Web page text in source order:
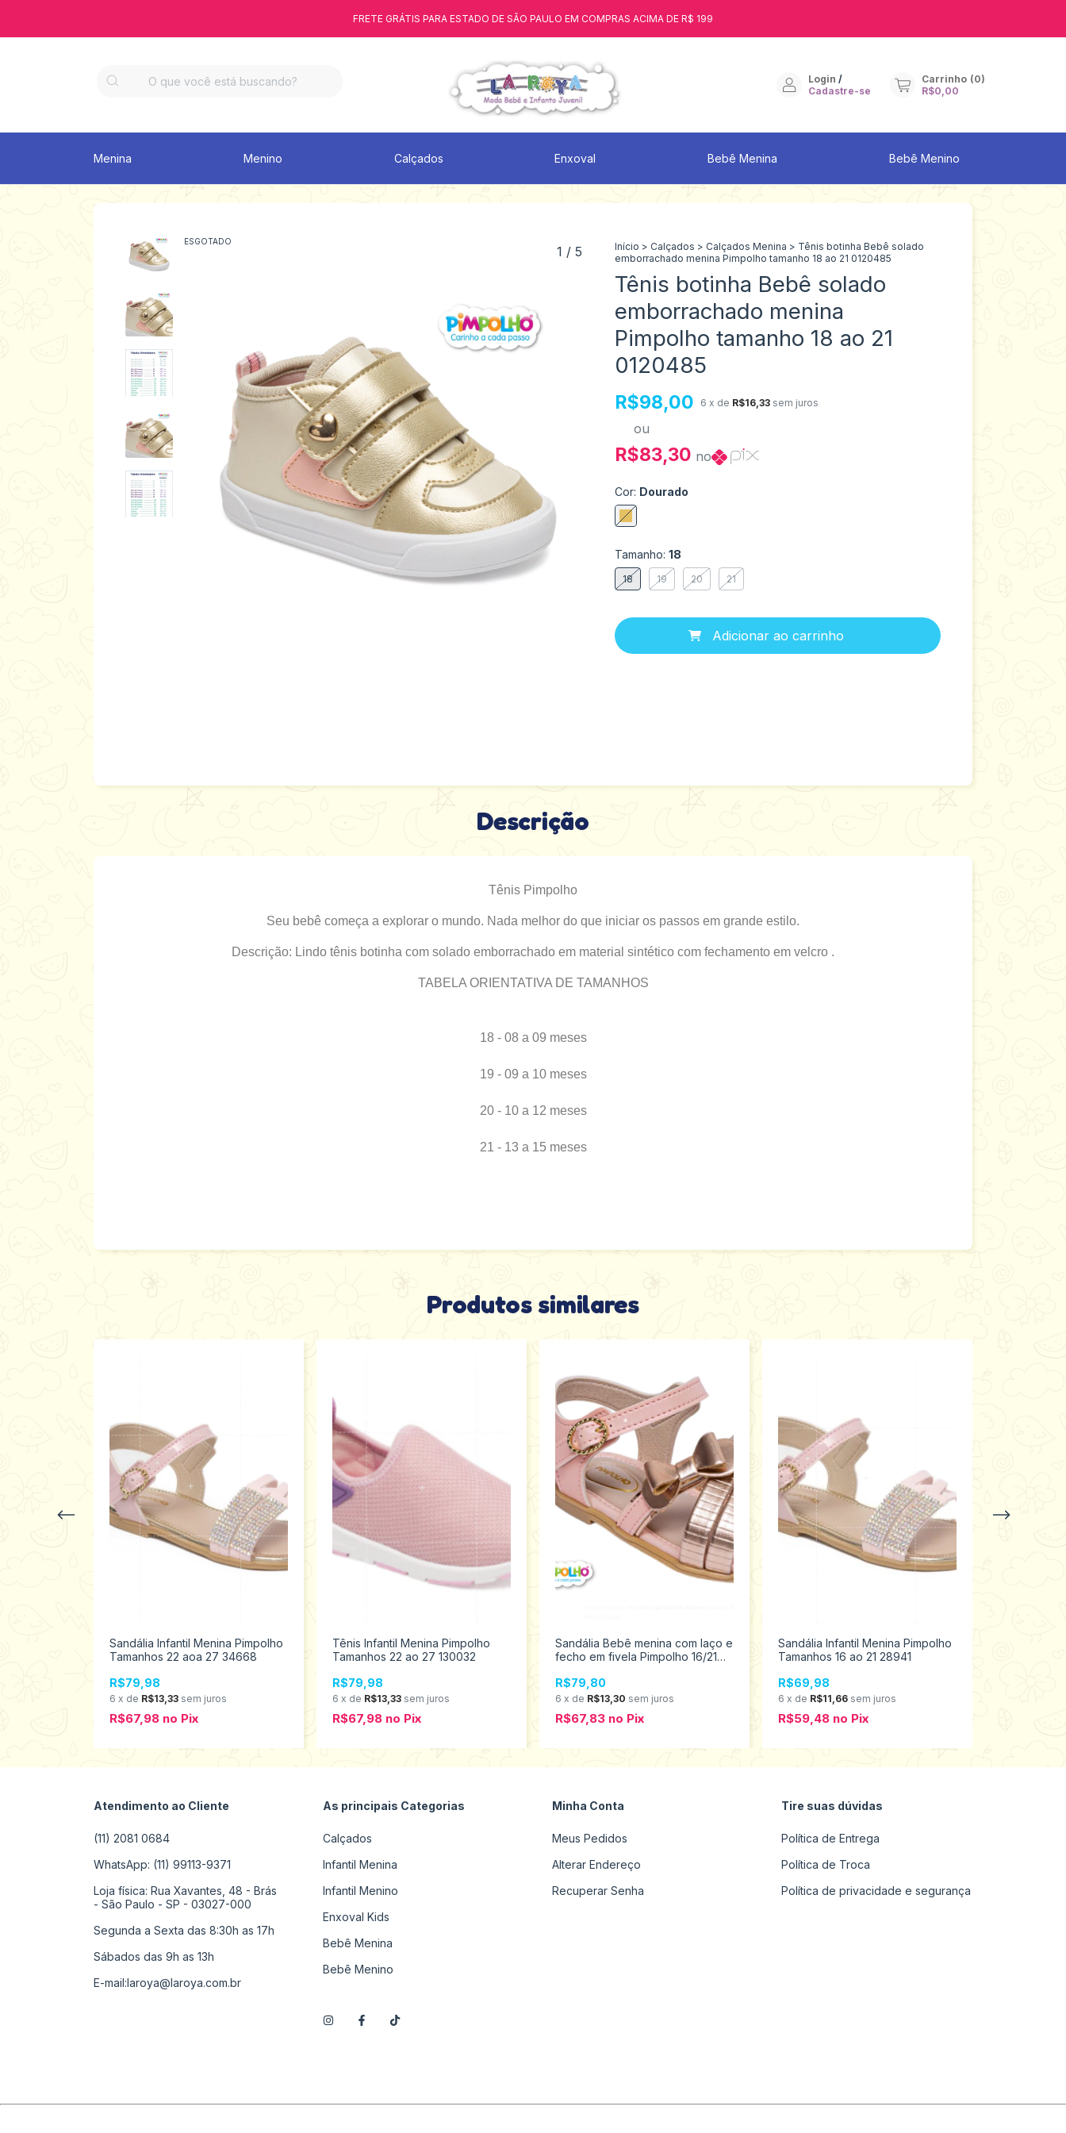
FRETE GRÁTIS PARA ESTADO DE SÃO PAULO EM COMPRAS ACIMA DE R$ 199
Login /
Cadastre-se
Carrinho (0)
R$0,00
Menina Menino Calçados Enxoval Bebê Menina Bebê Menino
ESGOTADO
1 / 5 Início > Calçados > Calçados Menina > Tênis botinha Bebê solado
emborrachado menina Pimpolho tamanho 18 ao 21 0120485
Tênis botinha Bebê solado
emborrachado menina
Pimpolho tamanho 18 ao 21
0120485
R$98,00 6 x de R$16,33 sem juros
ou
R$83,30 no
Cor: Dourado
Tamanho: 18
18 19 20 21
Descrição
Tênis Pimpolho
Seu bebê começa a explorar o mundo. Nada melhor do que iniciar os passos em grande estilo.
Descrição: Lindo tênis botinha com solado emborrachado em material sintético com fechamento em velcro .
TABELA ORIENTATIVA DE TAMANHOS
18 - 08 a 09 meses
19 - 09 a 10 meses
20 - 10 a 12 meses
21 - 13 a 15 meses
Produtos similares
Sandália Infantil Menina Pimpolho
Tamanhos 22 aoa 27 34668
R$79,98
6 x de R$13,33 sem juros
R$67,98 no Pix
Tênis Infantil Menina Pimpolho
Tamanhos 22 ao 27 130032
R$79,98
6 x de R$13,33 sem juros
R$67,98 no Pix
Sandália Bebê menina com laço e
fecho em fivela Pimpolho 16/21
R$79,80
6 x de R$13,30 sem juros
R$67,83 no Pix
Sandália Infantil Menina Pimpolho
Tamanhos 16 ao 21 28941
R$69,98
6 x de R$11,66 sem juros
R$59,48 no Pix
Atendimento ao Cliente
(11) 2081 0684
WhatsApp: (11) 99113-9371
Loja física: Rua Xavantes, 48 - Brás
- São Paulo - SP - 03027-000
Segunda a Sexta das 8:30h as 17h
Sábados das 9h as 13h
E-mail:laroya@laroya.com.br
As principais Categorias
Calçados
Infantil Menina
Infantil Menino
Enxoval Kids
Bebê Menina
Bebê Menino
Minha Conta
Meus Pedidos
Alterar Endereço
Recuperar Senha
Tire suas dúvidas
Política de Entrega
Política de Troca
Política de privacidade e segurança